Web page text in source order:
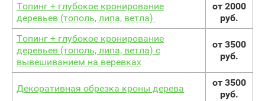
Топинг + глубокое кронирование
деревьев (тополь, липа, ветла)
от 2000
руб.
Топинг + глубокое кронирование
деревьев (тополь, липа, ветла) с
вывешиванием на веревках
от 3500
руб.
Декоративная обрезка кроны дерева
от 3500
руб.